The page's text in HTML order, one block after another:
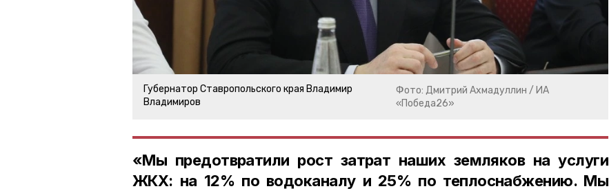
Губернатор Ставропольского края Владимир
Владимиров
Фото: Дмитрий Ахмадуллин / ИА
«Победа26»
«Мы предотвратили рост затрат наших земляков на услуги
ЖКХ: на 12% по водоканалу и 25% по теплоснабжению. Мы